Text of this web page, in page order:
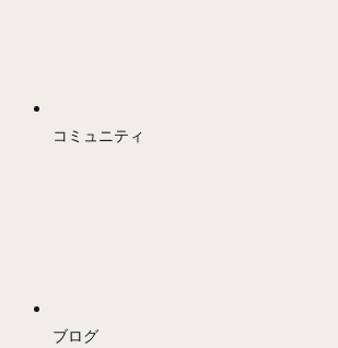
コミュニティ
ブログ